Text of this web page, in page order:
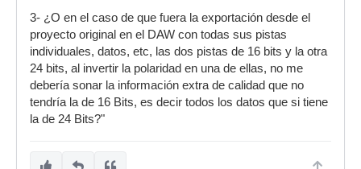
3- ¿O en el caso de que fuera la exportación desde el
proyecto original en el DAW con todas sus pistas
individuales, datos, etc, las dos pistas de 16 bits y la otra
24 bits, al invertir la polaridad en una de ellas, no me
debería sonar la información extra de calidad que no
tendría la de 16 Bits, es decir todos los datos que si tiene
la de 24 Bits?"